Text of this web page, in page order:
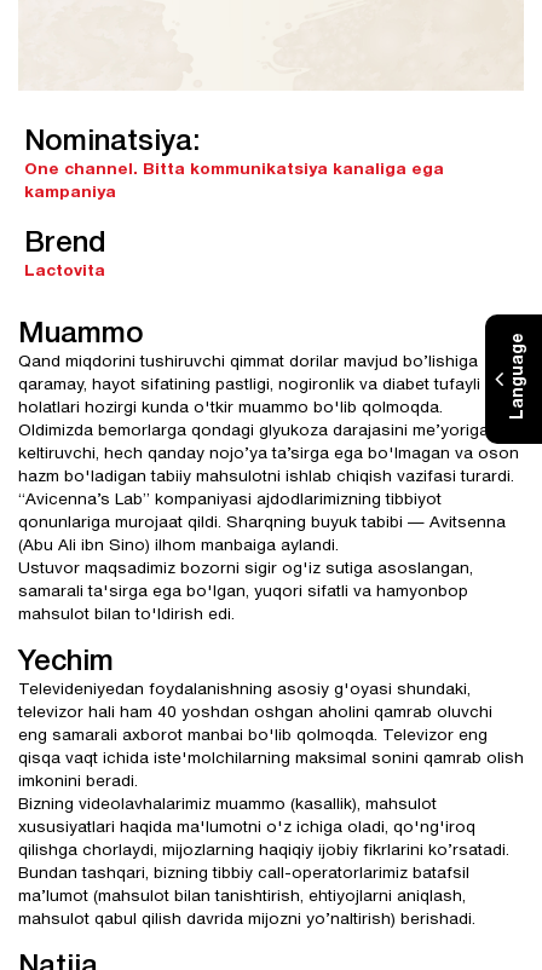
Language
Nominatsiya:
One channel. Bitta kommunikatsiya kanaliga ega
kampaniya
Brend
Lactovita
Muammo
Qand miqdorini tushiruvchi qimmat dorilar mavjud bo’lishiga
qaramay, hayot sifatining pastligi, nogironlik va diabet tufayli o'lim
holatlari hozirgi kunda o'tkir muammo bo'lib qolmoqda.
Oldimizda bemorlarga qondagi glyukoza darajasini me’yoriga
keltiruvchi, hech qanday nojo’ya ta’sirga ega bo'lmagan va oson
hazm bo'ladigan tabiiy mahsulotni ishlab chiqish vazifasi turardi.
“Avicenna’s Lab” kompaniyasi ajdodlarimizning tibbiyot
qonunlariga murojaat qildi. Sharqning buyuk tabibi — Avitsenna
(Abu Ali ibn Sino) ilhom manbaiga aylandi.
Ustuvor maqsadimiz bozorni sigir og'iz sutiga asoslangan,
samarali ta'sirga ega bo'lgan, yuqori sifatli va hamyonbop
mahsulot bilan to'ldirish edi.
Yechim
Televideniyedan foydalanishning asosiy g'oyasi shundaki,
televizor hali ham 40 yoshdan oshgan aholini qamrab oluvchi
eng samarali axborot manbai bo'lib qolmoqda. Televizor eng
qisqa vaqt ichida iste'molchilarning maksimal sonini qamrab olish
imkonini beradi.
Bizning videolavhalarimiz muammo (kasallik), mahsulot
xususiyatlari haqida ma'lumotni o'z ichiga oladi, qo'ng'iroq
qilishga chorlaydi, mijozlarning haqiqiy ijobiy fikrlarini ko’rsatadi.
Bundan tashqari, bizning tibbiy call-operatorlarimiz batafsil
ma’lumot (mahsulot bilan tanishtirish, ehtiyojlarni aniqlash,
mahsulot qabul qilish davrida mijozni yo’naltirish) berishadi.